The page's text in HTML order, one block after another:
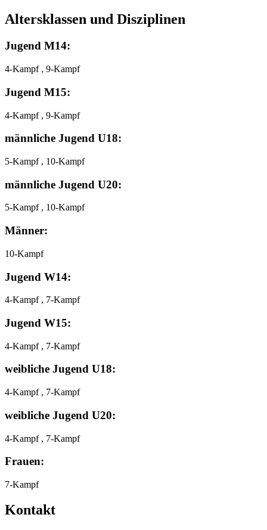
Altersklassen und Disziplinen
Jugend M14:
4-Kampf , 9-Kampf
Jugend M15:
4-Kampf , 9-Kampf
männliche Jugend U18:
5-Kampf , 10-Kampf
männliche Jugend U20:
5-Kampf , 10-Kampf
Männer:
10-Kampf
Jugend W14:
4-Kampf , 7-Kampf
Jugend W15:
4-Kampf , 7-Kampf
weibliche Jugend U18:
4-Kampf , 7-Kampf
weibliche Jugend U20:
4-Kampf , 7-Kampf
Frauen:
7-Kampf
Kontakt